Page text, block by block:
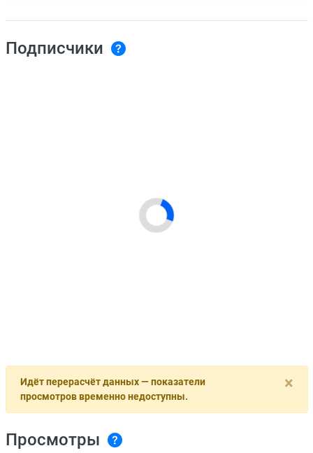
Подписчики
×
Идёт перерасчёт данных — показатели
просмотров временно недоступны.
Просмотры